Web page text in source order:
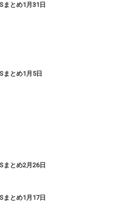
まとめ1月31日
まとめ1月5日
まとめ2月26日
まとめ1月17日